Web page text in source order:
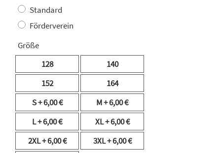
Standard
Förderverein
Größe
128
140
152
164
S+ 6,00 € M+ 6,00 €
L+ 6,00 € XL+ 6,00 €
2XL+ 6,00 € 3XL+ 6,00 €